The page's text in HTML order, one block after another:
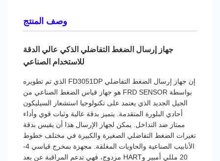
وصف المنتج
جهاز إرسال الضغط التفاضلي الذكي عالي الدقة
للاستخدام الصناعي
إن جهاز إرسال الضغط التفاضلي FD3051DP الذي تم تطويره
بواسطة FRD SENSOR هو جهاز قياس الضغط الصناعي من
الجيل الجديد الذي يعتمد على تكنولوجيا استشعار السيليكون
أحادي البلورة المتقدمة. يتميز بدقة عالية وثبات قوي وأداء
ممتاز ضد التداخل. يمكن لجهاز الإرسال هذا أن يقيس بدقة
تغيرات الضغط التفاضلي الصغيرة والكبيرة في مختلف خطوط
الأنابيب الصناعية والحاويات المغلقة. مجهزة بمخرج قياسي 4-
20 مللي أمبير وHART مزدوج، فهي تدعم المراقبة عن بعد